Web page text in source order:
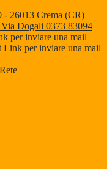
- 26013 Crema (CR)
Dogali 0373 83094
per inviare una mail
Link per inviare una mail